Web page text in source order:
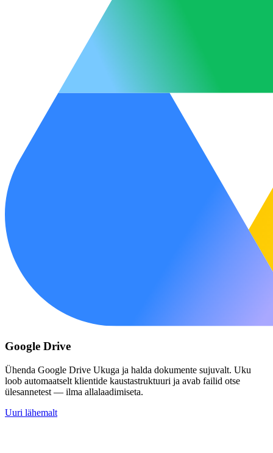
Google Drive
Ühenda Google Drive Ukuga ja halda dokumente sujuvalt. Uku
loob automaatselt klientide kaustastruktuuri ja avab failid otse
ülesannetest — ilma allalaadimiseta.
Uuri lähemalt